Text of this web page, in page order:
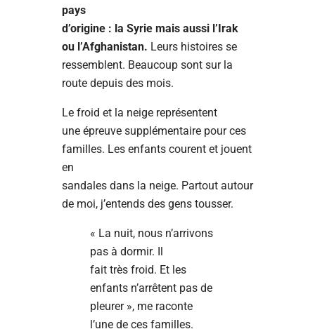
pays
d’origine : la Syrie mais aussi l’Irak
ou l’Afghanistan. Leurs histoires se
ressemblent. Beaucoup sont sur la
route depuis des mois.
Le froid et la neige représentent
une épreuve supplémentaire pour ces
familles. Les enfants courent et jouent
en
sandales dans la neige. Partout autour
de moi, j’entends des gens tousser.
« La nuit, nous n’arrivons
pas à dormir. Il
fait très froid. Et les
enfants n’arrêtent pas de
pleurer », me raconte
l’une de ces familles.